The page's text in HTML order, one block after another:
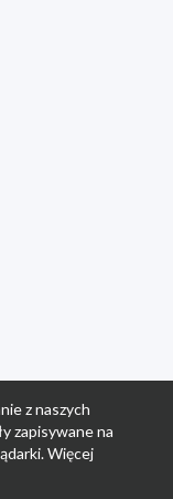
z naszych
zapisywane na
Więcej